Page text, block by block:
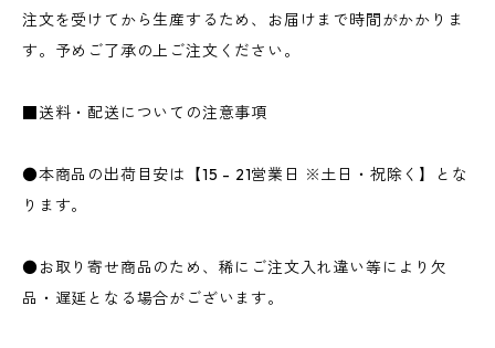
注文を受けてから生産するため、お届けまで時間がかかりま
す。予めご了承の上ご注文ください。
■送料・配送についての注意事項
●本商品の出荷目安は【15 - 21営業日 ※土日・祝除く】とな
ります。
●お取り寄せ商品のため、稀にご注文入れ違い等により欠
品・遅延となる場合がございます。